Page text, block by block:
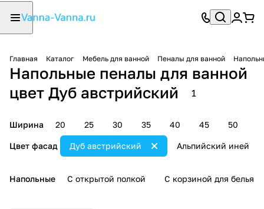
Главная Каталог Мебель для ванной Пеналы для ванной
Напольные пеналы для ванной
цвет Дуб австрийский
1
Ширина 20 25 30 35 40 45 50
Цвет фасад Альпийский иней
Дуб австрийский
Напольные С открытой полкой С корзиной для белья